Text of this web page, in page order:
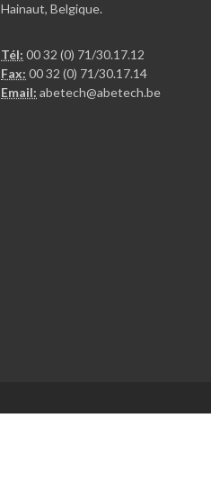
Hainaut, Belgique.
Tél: 00 32 (0) 71/30.17.12
Fax: 00 32 (0) 71/30.17.14
Email: abetech@abetech.be